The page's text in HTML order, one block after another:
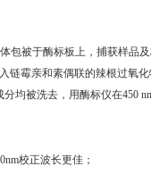
包被于酶标板上，捕获样品
链霉亲和素偶联的辣根过氧
均被洗去，用酶标仪在450
校正波长更佳；